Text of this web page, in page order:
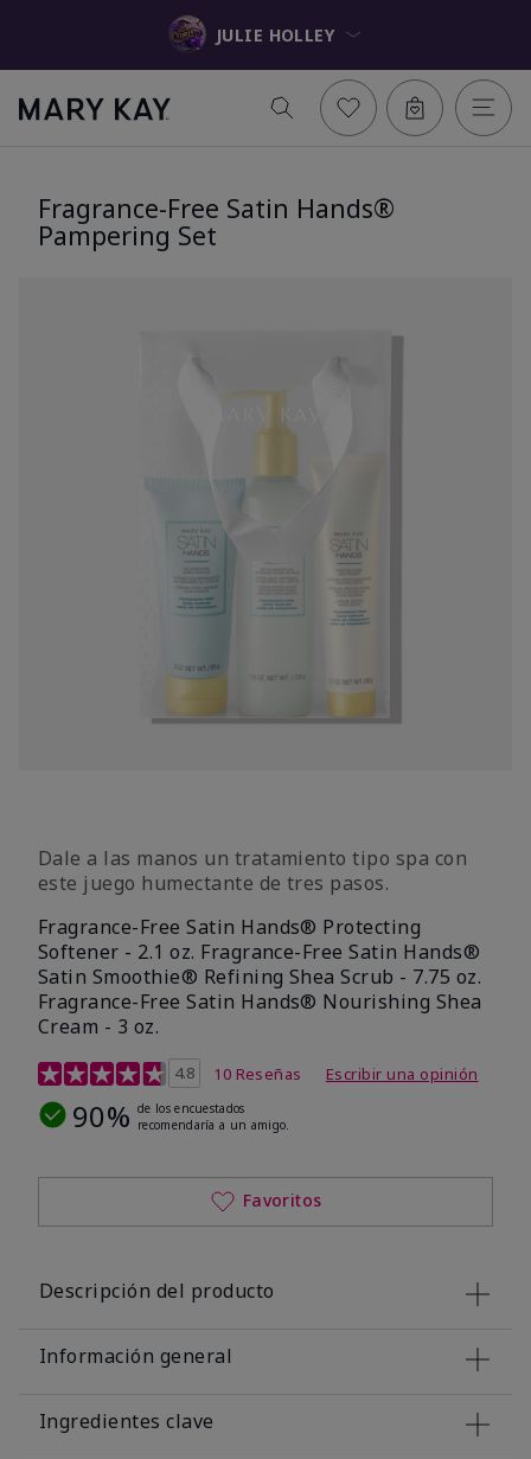
JULIE HOLLEY
Fragrance-Free Satin Hands®
Pampering Set
Dale a las manos un tratamiento tipo spa con
este juego humectante de tres pasos.
Fragrance-Free Satin Hands® Protecting
Softener - 2.1 oz. Fragrance-Free Satin Hands®
Satin Smoothie® Refining Shea Scrub - 7.75 oz.
Fragrance-Free Satin Hands® Nourishing Shea
Cream - 3 oz.
Calificación de clientes de 5 de 5
4.8 10 Reseñas Escribir una opinión
90% de los encuestados
recomendaría a un amigo.
Favoritos
Descripción del producto
Información general
Ingredientes clave